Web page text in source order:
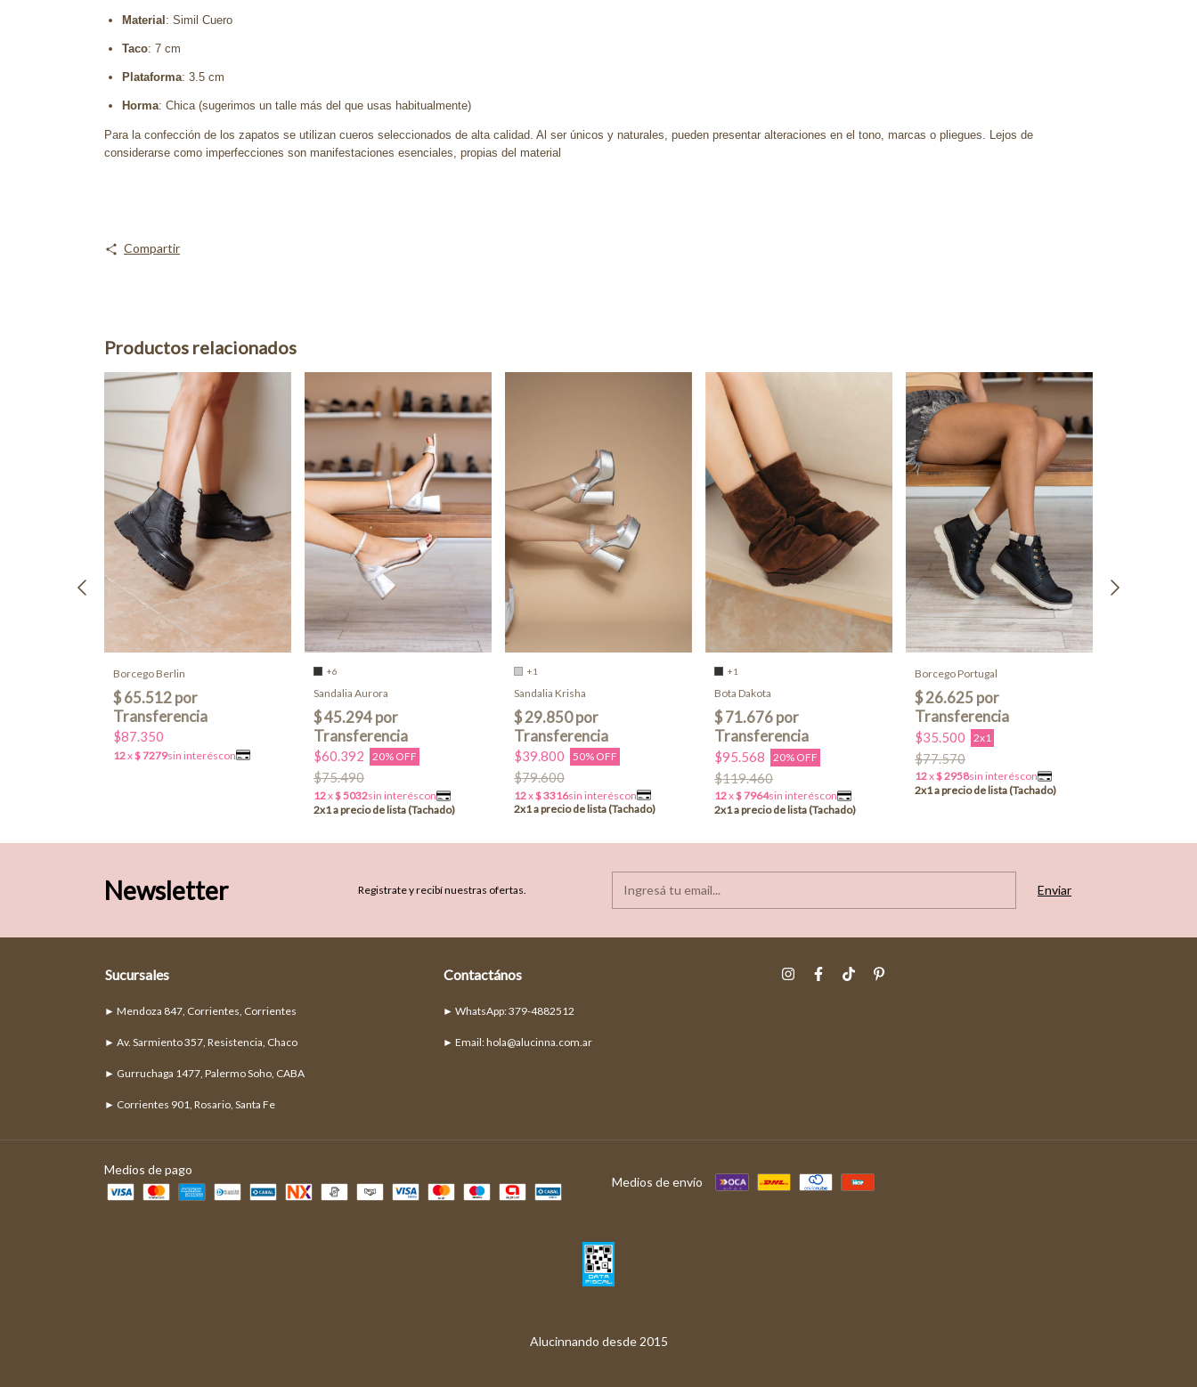
Material : Simil Cuero
Taco: 7 cm
Plataforma: 3.5 cm
Horma: Chica (sugerimos un talle más del que usas habitualmente)
Para la confección de los zapatos se utilizan cueros seleccionados de alta calidad. Al ser únicos y naturales, pueden presentar alteraciones en el tono, marcas o pliegues. Lejos de
considerarse como imperfecciones son manifestaciones esenciales, propias del material
Compartir
Productos relacionados
Borcego Berlin
$87.350
+6
Sandalia Aurora
$60.392 20% OFF
$75.490
+1
Sandalia Krisha
$39.800 50% OFF
$79.600
+1
Bota Dakota
$95.568 20% OFF
$119.460
Borcego Portugal
$35.500 2x1
$77.570
Newsletter Registrate y recibí nuestras ofertas.
Sucursales
► Mendoza 847, Corrientes, Corrientes
► Av. Sarmiento 357, Resistencia, Chaco
► Gurruchaga 1477, Palermo Soho, CABA
► Corrientes 901, Rosario, Santa Fe
Contactános
► Email:hola@alucinna.com.ar
Medios de pago
Medios de envío